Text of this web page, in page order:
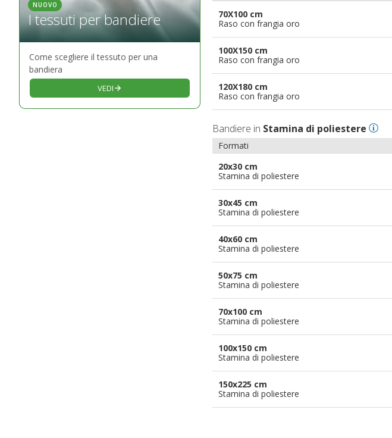
NUOVO
I tessuti per bandiere
Come scegliere il tessuto per una
bandiera
VEDI
70X100 cm
Raso con frangia oro
100X150 cm
Raso con frangia oro
120X180 cm
Raso con frangia oro
Bandiere in Stamina di poliestere
Formati
20x30 cm
Stamina di poliestere
30x45 cm
Stamina di poliestere
40x60 cm
Stamina di poliestere
50x75 cm
Stamina di poliestere
70x100 cm
Stamina di poliestere
100x150 cm
Stamina di poliestere
150x225 cm
Stamina di poliestere